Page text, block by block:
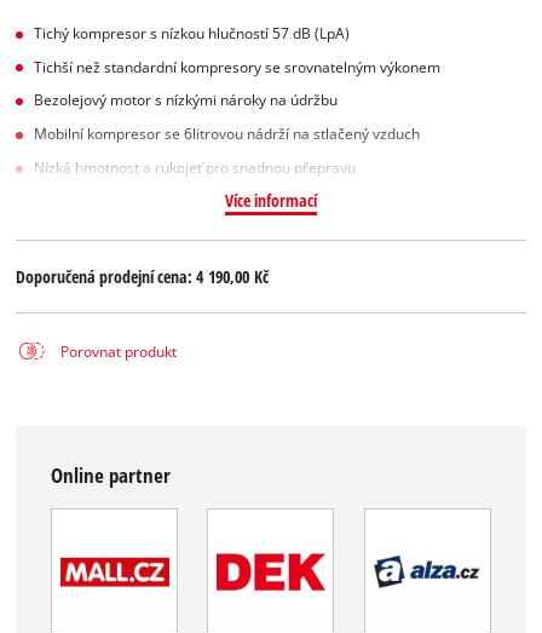
Tichý kompresor s nízkou hlučností 57 dB (LpA)
Tichší než standardní kompresory se srovnatelným výkonem
Bezolejový motor s nízkými nároky na údržbu
Mobilní kompresor se 6litrovou nádrží na stlačený vzduch
Nízká hmotnost a rukojeť pro snadnou přepravu
Více informací
Doporučená prodejní cena:4 190,00 Kč
Porovnat produkt
Online partner